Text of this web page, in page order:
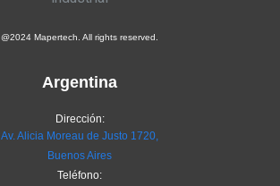
@2024 Mapertech. All rights reserved.
Argentina
Dirección:
Av. Alicia Moreau de Justo 1720,
Buenos Aires
Teléfono: